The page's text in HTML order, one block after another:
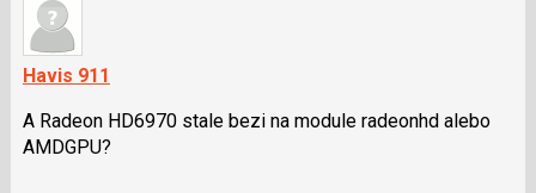
Havis 911
A Radeon HD6970 stale bezi na module radeonhd alebo
AMDGPU?